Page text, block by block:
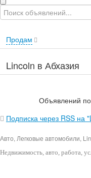
Продам
Lincoln в Абхазия
Объявлений
Подписка через RSS на
Авто, Легковые автомобили,
Недвижимость , авто, работа,